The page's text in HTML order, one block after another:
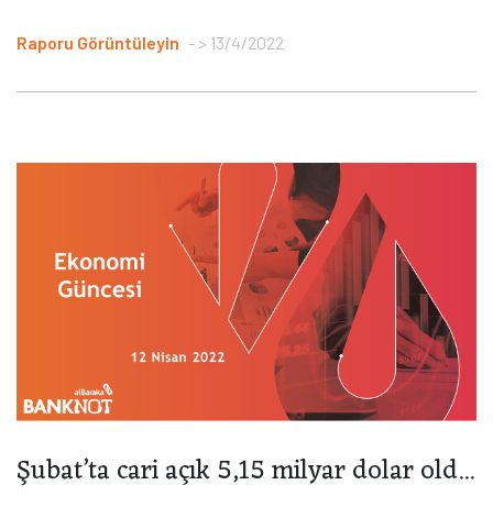
Raporu Görüntüleyin > 13/4/2022
Şubat’ta cari açık 5,15 milyar dolar old...